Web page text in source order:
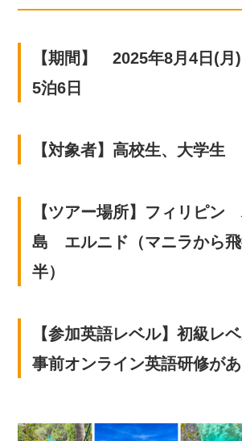
【期間】 2025年8月4日(月
5泊6日
【対象者】高校生、大学
【ツアー場所】フィリピン
島 エルニド（マニラから飛
半）
【参加英語レベル】初級レベ
事前オンライン英語研修があ